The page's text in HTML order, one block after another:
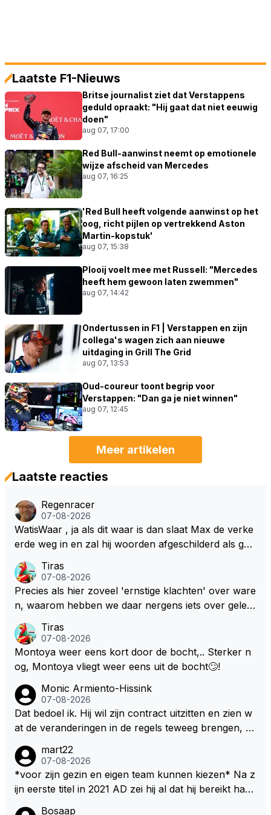
Laatste F1-Nieuws
Britse journalist ziet dat Verstappens
geduld opraakt: "Hij gaat dat niet eeuwig
doen"
aug 07, 17:00
Red Bull-aanwinst neemt op emotionele
wijze afscheid van Mercedes
aug 07, 16:25
'Red Bull heeft volgende aanwinst op het
oog, richt pijlen op vertrekkend Aston
Martin-kopstuk'
aug 07, 15:38
Plooij voelt mee met Russell: "Mercedes
heeft hem gewoon laten zwemmen"
aug 07, 14:42
Ondertussen in F1 | Verstappen en zijn
collega's wagen zich aan nieuwe
uitdaging in Grill The Grid
aug 07, 13:53
Oud-coureur toont begrip voor
Verstappen: "Dan ga je niet winnen"
aug 07, 12:45
Meer artikelen
Laatste reacties
Regenracer
07-08-2026
WatisWaar , ja als dit waar is dan slaat Max de verke
erde weg in en zal hij woorden afgeschilderd als gel
voor een keuze worden gesteld .
Tiras
07-08-2026
Precies als hier zoveel 'ernstige klachten' over ware
n, waarom hebben we daar nergens iets over gelez
Tiras
07-08-2026
Montoya weer eens kort door de bocht,.. Sterker n
og, Montoya vliegt weer eens uit de bocht🙄!
Monic Armiento-Hissink
07-08-2026
Dat bedoel ik. Hij wil zijn contract uitzitten en zien w
at de veranderingen in de regels teweeg brengen, al
ijn eigen team te kiezen en zijn gezin. hij kan dan zelf
bepalen aan welke races hij mee wil doen en is ook
vaker thuis. Hij zit dan ook niet meer vast aan een c
mart22
07-08-2026
*voor zijn gezin en eigen team kunnen kiezen* Na z
ijn eerste titel in 2021 AD zei hij al dat hij bereikt had
Bosaap